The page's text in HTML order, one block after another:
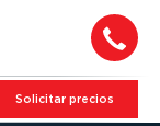
Solicitar precios